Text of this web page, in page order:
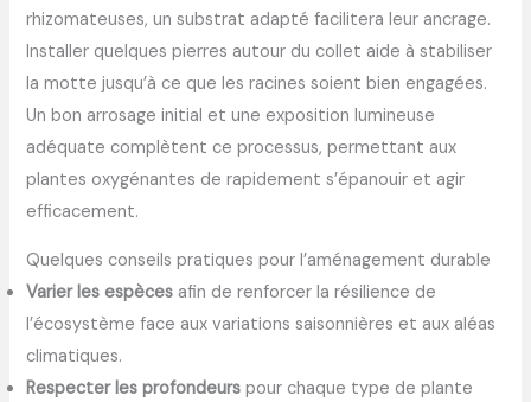
rhizomateuses, un substrat adapté facilitera leur ancrage.
Installer quelques pierres autour du collet aide à stabiliser
la motte jusqu’à ce que les racines soient bien engagées.
Un bon arrosage initial et une exposition lumineuse
adéquate complètent ce processus, permettant aux
plantes oxygénantes de rapidement s’épanouir et agir
efficacement.
Quelques conseils pratiques pour l’aménagement durable
Varier les espèces afin de renforcer la résilience de
l’écosystème face aux variations saisonnières et aux aléas
climatiques.
Respecter les profondeurs pour chaque type de plante